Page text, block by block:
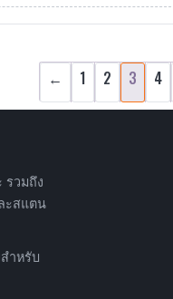
← 1 2 3 4
รวมถึง
ะสแตน
ำหรับ